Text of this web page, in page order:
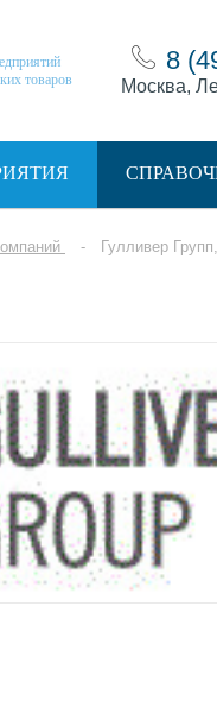
товаров
8
Москва,
Гулливер